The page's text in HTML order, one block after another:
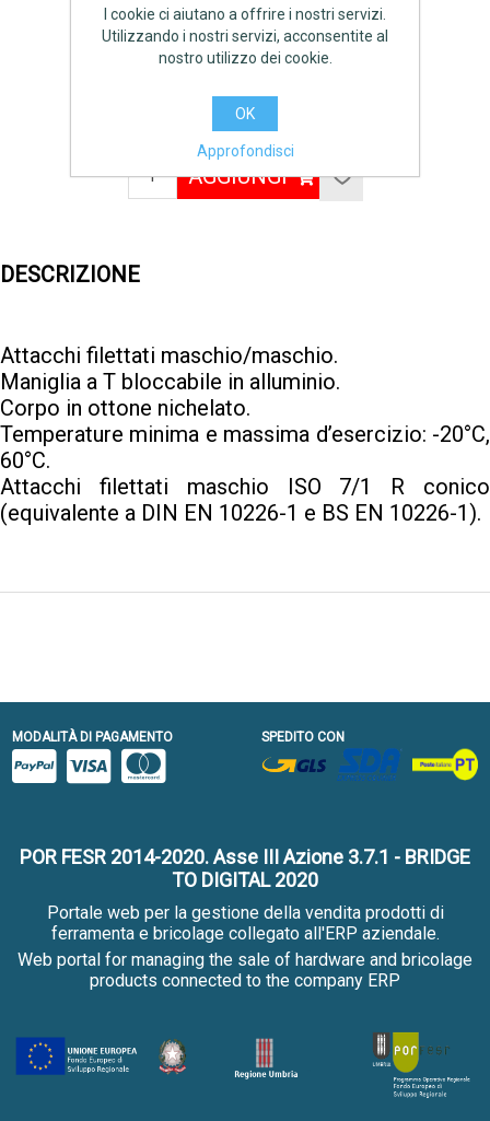
Produttore: ITAP
Disponibilità: 17 disponibile
€7,20 IVA inclusa
AGGIUNGI
DESCRIZIONE
Attacchi filettati maschio/maschio.
Maniglia a T bloccabile in alluminio.
Corpo in ottone nichelato.
Temperature minima e massima d’esercizio: -20°C,
60°C.
Attacchi filettati maschio ISO 7/1 R conico
(equivalente a DIN EN 10226-1 e BS EN 10226-1).
MODALITÀ DI PAGAMENTO SPEDITO CON
POR FESR 2014-2020. Asse III Azione 3.7.1 - BRIDGE
TO DIGITAL 2020
Portale web per la gestione della vendita prodotti di
ferramenta e bricolage collegato all'ERP aziendale.
Web portal for managing the sale of hardware and bricolage
products connected to the company ERP
I cookie ci aiutano a offrire i nostri servizi.
Utilizzando i nostri servizi, acconsentite al
nostro utilizzo dei cookie.
OK
Approfondisci